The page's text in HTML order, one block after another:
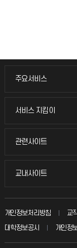
주요서비스
주요서비스
교무회의방송
입학안내
서비스 지킴이
서비스 지킴이
묻고 답하기
칭찬마당
학생서비스 지킴이
관련사이트
관련사이트
국방헬프콜
교내사이트
교내사이트
교수회
교육혁신본부
개인정보처리방침 교
대학정보공시
개인정